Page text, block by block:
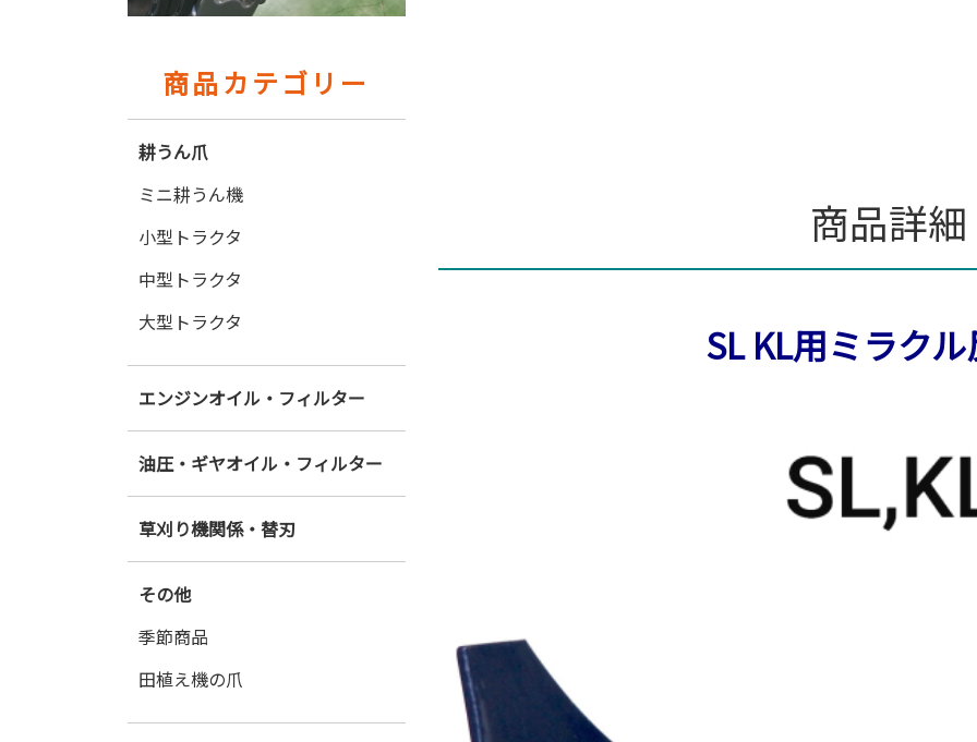
商品詳細
SL KL用ミラク
商品カテゴリー
耕うん爪
ミニ耕うん機
小型トラクタ
中型トラクタ
大型トラクタ
エンジンオイル・フィルター
油圧・ギヤオイル・フィルター
草刈り機関係・替刃
その他
季節商品
田植え機の爪